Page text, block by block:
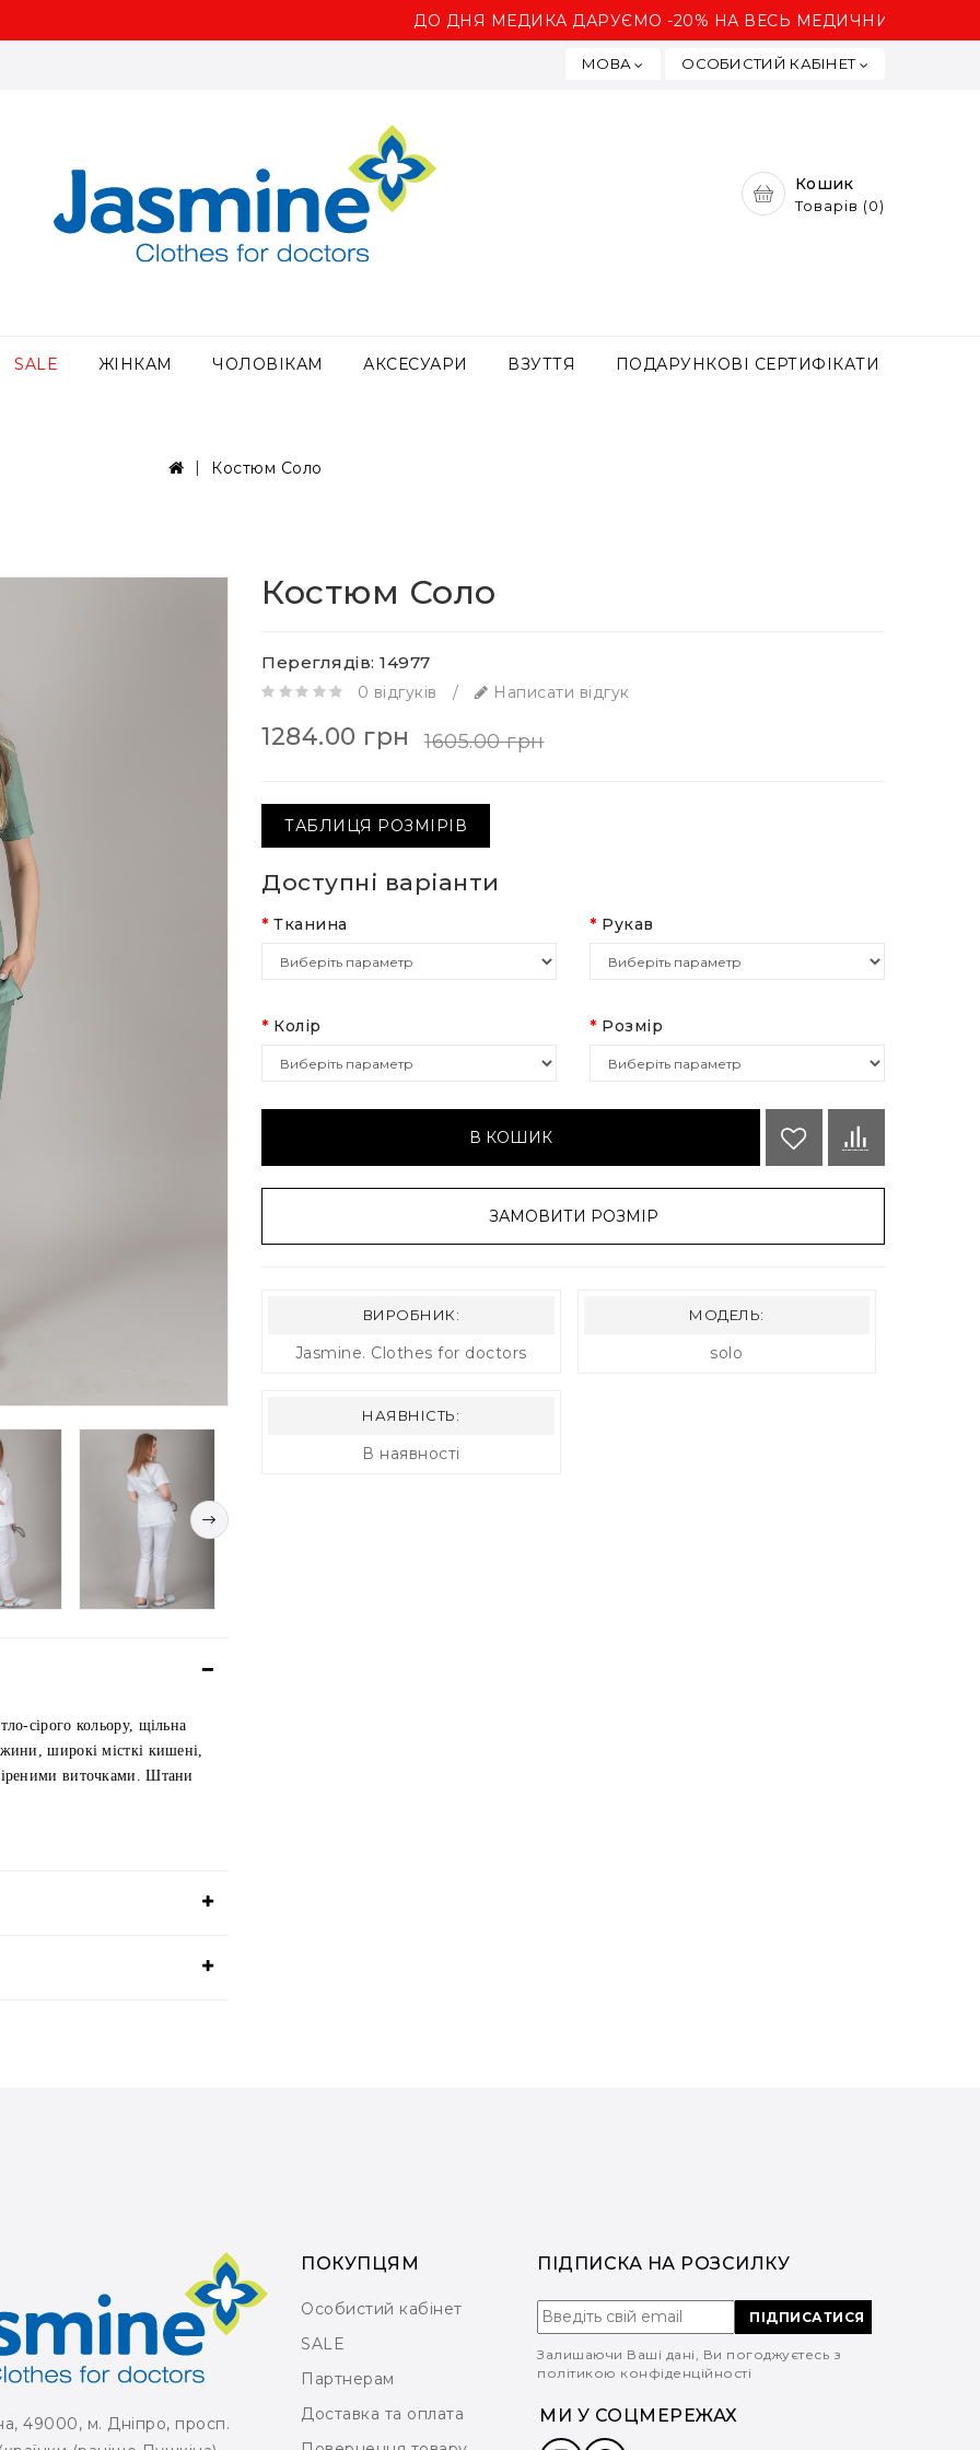
ДО ДНЯ МЕДИКА ДАРУЄМО -20% НА ВЕСЬ МЕДИЧНИЙ ОДЯГ!
МОВА ОСОБИСТИЙ КАБІНЕТ
Кошик
Товарів (0)
SALE ЖІНКАМ ЧОЛОВІКАМ АКСЕСУАРИ ВЗУТТЯ ПОДАРУНКОВІ СЕРТИФІКАТИ
Костюм Соло
сірого кольору, щільна
широкі місткі кишені,
виточками. Штани
Костюм Соло
Переглядів: 14977
0 відгуків / Написати відгук
1284.00 грн 1605.00 грн
ТАБЛИЦЯ РОЗМІРІВ
Доступні варіанти
Тканина Рукав
Колір Розмір
В КОШИК
ЗАМОВИТИ РОЗМІР
ВИРОБНИК:
Jasmine. Clothes for doctors
МОДЕЛЬ:
solo
НАЯВНІСТЬ:
В наявності
49000, м. Дніпро, просп.
ПОКУПЦЯМ
Особистий кабінет
SALE
Партнерам
Доставка та оплата
ПІДПИСКА НА РОЗСИЛКУ
ПІДПИСАТИСЯ
Залишаючи Ваші дані, Ви погоджуєтесь з
політикою конфіденційності
МИ У СОЦМЕРЕЖАХ